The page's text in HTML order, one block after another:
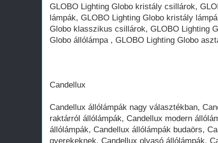
GLOBO Lighting Globo kristály csillárok,
lámpák, GLOBO Lighting Globo kristály
Globo klasszikus csillárok, GLOBO Lighting
Globo állólámpa , GLOBO Lighting Globo
Candellux
Candellux állólámpák nagy választékban, Candellux állólámpák, Candellux raktárról állólámpák, Candellux modern állólámpák, Candellux klasszikus állólámpák, Candellux állólámpák budaörs, Candellux állólámpák gyerekeknek, Candellux olvasó állólámpák, Candellux dekoráció állólámpák, Candellux szép állólámpák, Candellux több izzós állólámpák, Candellux nagy állólámpák, Candellux fa állólámpák, Candellux ernyős állólámpák, Candellux olcsó állólámpák, Candellux luxus állólámpák, Candellux azonnal állólámpák, Candellux online állólámpák, Candellux nagy állólámpák, Candellux fényes állólámpák, Candellux raktárról állólámpák, Candellux import állólámpák, Candellux flexibilis állólámpák, Candellux kristály állólámpa, Candellux LED izzós állólámpa, Candellux spot állólámpák, Candellux kapcsolós állólámpa, Candellux divatos állólámpák, Candellux rusztikus állólámpák, Candellux mediterrán állólámpák, Candellux asztali lámpák nagy választékban, Candellux asztali lámpák, Candellux raktárról asztali lámpák, Candellux modern asztali lámpák, Candellux klasszikus asztali lámpák, Candellux asztali lámpák budaörs, Candellux asztali lámpák gyerekeknek, Candellux olvasó asztali lámpák, Candellux dekoráció asztali lámpák, Candellux szép asztali lámpák, Candellux több izzós asztali lámpák, Candellux nagy asztali lámpák, Candellux fa asztali lámpák, Candellux ernyős asztali lámpák, Candellux olcsó asztali lámpák, Candellux luxus asztali lámpák, Candellux azonnal asztali lámpák, Candellux online asztali lámpák, Candellux nagy asztali lámpák, Candellux fényes asztali lámpák, Candellux raktárról asztali lámpák, Candellux import asztali lámpák, Candellux flexibilis asztali lámpák, Candellux éjjeli asztali lámpák, Candellux íróasztali lámpák, Candellux banklámpák, Candellux gyermek íróasztali lámpák, Candellux hangulatfény asztali lámpák, Candellux komód asztali lámpák, Candellux csíptetős asztali lámpák, Candellux kerek asztali lámpák, Candellux szögletes asztali lámpák, Candellux kristály asztali lámpa, Candellux led izzós asztali lámpák, Candellux spot asztali lámpák, Candellux kapcsolós asztali lámpák, Candellux divatos asztali lámpák, Candellux üveg asztali lámpák, Candellux kerámia asztali lámpák, Candellux rusztikus asztali lámpák, Candellux mediterrán asztali lámpák, Candellux falilámpák nagy választékban, Candellux falilámpák, Candellux raktárról falilámpák, Candellux modern falilámpák, Candellux klasszikus falilámpák, Candellux falilámpák budaörs, Candellux falilámpák gyerekeknek, Candellux olvasó falilámpák, Candellux dekoráció falilámpák, Candellux szép falilámpák, Candellux több izzós falilámpák, Candellux nagy falilámpák, Candellux szuper falilámpák, Candellux olcsó falilámpák, Candellux luxus falilámpák, Candellux azonnal falilámpák, Candellux online falilámpák, Candellux nagy falilámpák, Candellux fényes falilámpák, Candellux raktárról falilámpák, Candellux import falilámpák, Candellux flexibilis falilámpák, Candellux éjjeli falilámpák, Candellux gyermek olvasó falilámpák, Candellux hangulatfény falilámpák, Candellux csíptetős lámpák, Candellux kicsi falilámpák, Candellux kerek falilámpák, Candellux szögletes falilámpák, Candellux kristály falilámpa, Candellux led izzós falilámpák, Candellux spot falilámpák, Candellux kapcsolós falilámpák, Candellux divatos falilámpák, Candellux üveg falilámpák, Candellux kerámia falilámpák, Candellux rusztikus falilámpák, Candellux mediterrán falilámpák, Candellux képmegvilágító falilámpák, Candellux képmegvilágító falilámpák led izzóval, Candellux csillár lámpák nagy választékban, Candellux csillár lámpák, Candellux raktárról csillár lámpák, Candellux modern csillár lámpák, Candellux klasszikus csillár lámpák, Candellux csillár lámpák budaörs, Candellux csillár lámpák gyerekeknek, Candellux dekoráció csillár lámpák, Candellux szép csillár lámpák, Candellux több izzós csillár lámpák, Candellux nagy csillár lámpák, Candellux fa csillár lámpák, Candellux ernyős csillár lámpák, Candellux olcsó csillár lámpák, Candellux luxus csillár lámpák, Candellux azonnal csillár lámpák, Candellux online csillár lámpák, Candellux fényes csillár lámpák, Candellux raktárról csillár lámpák, Candellux import csillár lámpák, Candellux flexibilis csillár lámpák, Candellux gyermek csillár lámpák, Candellux hangulatfény csillár lámpák, Candellux kicsi csillár lámpák, Candellux kerek csillár lámpák, Candellux szögletes csillár lámpák, Candellux kristály csillár lámpák, Candellux led izzós csillár lámpák, Candellux kapcsolós csillár lámpák, Candellux divatos csillár lámpák, Candellux üveg csillár lámpák, Candellux kerámia csillár lámpák, Candellux rusztikus csillár lámpák, Candellux mediterrán csillár lámpák, Candellux kovácsoltvas csillár lámpák, Candellux függeszték lámpák nagy választékban, Candellux függeszték lámpák, Candellux raktárról függeszték lámpák, Candellux modern függeszték lámpák, Candellux klasszikus függeszték lámpák, Candellux függeszték lámpák budaörs, Candellux függeszték lámpák gyerekeknek, Candellux dekoráció függeszték lámpák, Candellux szép függeszték lámpák, Candellux több izzós függeszték lámpák, Candellux nagy függeszték lámpák, Candellux hosszú függeszték lámpák, Candellux ernyős függeszték lámpák, Candellux olcsó függeszték lámpák, Candellux luxus függeszték lámpák, Candellux azonnal függeszték lámpák, Candellux online függeszték lámpák, Candellux fényes függeszték lámpák, Candellux raktárról függeszték lámpák, Candellux import függeszték lámpák, Candellux flexibilis függeszték lámpák, Candellux gyermek függeszték lámpák, Candellux hangulatfény függeszték lámpák, Candellux kicsi függeszték lámpák, Candellux kerek függeszték lámpák, Candellux szögletes függeszték lámpák, Candellux kristály függeszték lámpák, Candellux led izzós függeszték lámpák, Candellux kapcsolós függeszték lámpák, Candellux divatos függeszték lámpák, Candellux üveg függeszték lámpák, Candellux kerámia függeszték